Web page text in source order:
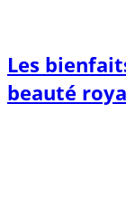
Les
beauté